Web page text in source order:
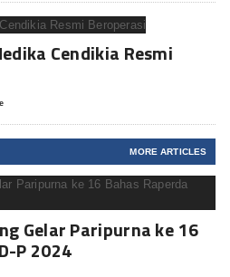
Cendikia Resmi
MORE ARTICLES
Gelar Paripurna ke 16
P 2024